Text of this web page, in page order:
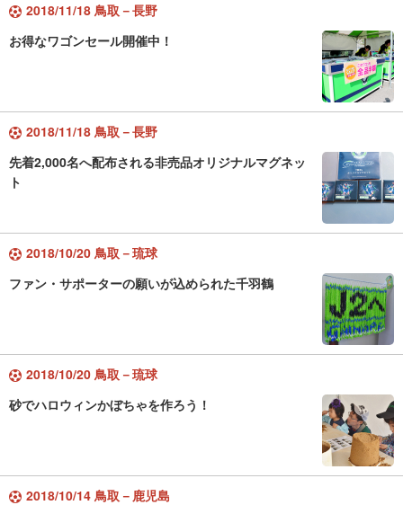
2018/11/18 鳥取－長野
お得なワゴンセール開催中！
2018/11/18 鳥取－長野
先着2,000名へ配布される非売品オリジナルマグネッ
ト
2018/10/20 鳥取－琉球
ファン・サポーターの願いが込められた千羽鶴
2018/10/20 鳥取－琉球
砂でハロウィンかぼちゃを作ろう！
2018/10/14 鳥取－鹿児島